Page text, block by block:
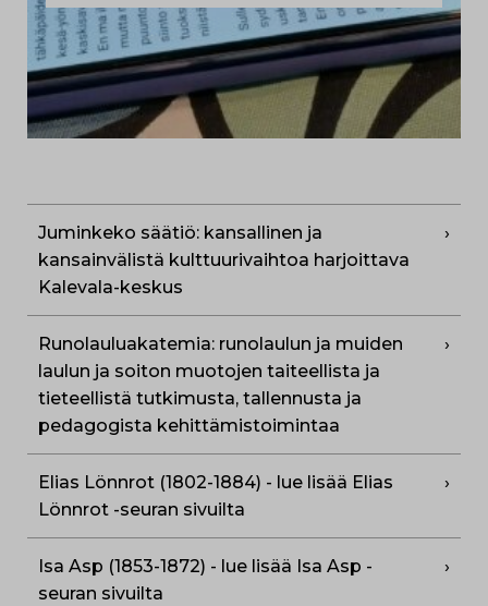
Juminkeko säätiö: kansallinen ja
kansainvälistä kulttuurivaihtoa harjoittava
Kalevala-keskus
Runolauluakatemia: runolaulun ja muiden
laulun ja soiton muotojen taiteellista ja
tieteellistä tutkimusta, tallennusta ja
pedagogista kehittämistoimintaa
Elias Lönnrot (1802-1884) - lue lisää Elias
Lönnrot -seuran sivuilta
Isa Asp (1853-1872) - lue lisää Isa Asp -
seuran sivuilta